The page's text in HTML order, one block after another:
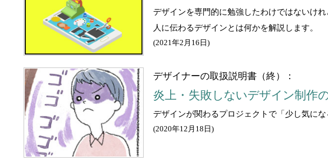
デザインを専門的に勉強したわけではないけ
人に伝わるデザインとは何かを解説します。
(2021年2月16日 )
デザイナーの取扱説明書（終）：
炎上・失敗しないデザイン制作
デザインが関わるプロジェクトで「少し気に
(2020年12月18日 )